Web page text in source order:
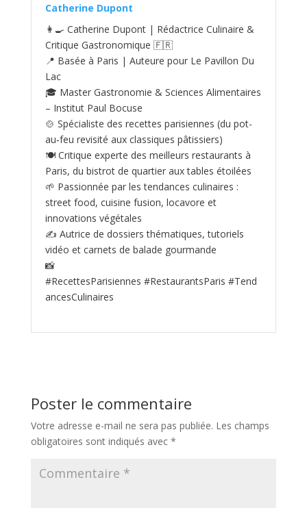
Catherine Dupont
👩‍🍳 Catherine Dupont | Rédactrice Culinaire &
Critique Gastronomique 🇫🇷
📍 Basée à Paris | Auteure pour Le Pavillon Du
Lac
🎓 Master Gastronomie & Sciences Alimentaires
– Institut Paul Bocuse
🍲 Spécialiste des recettes parisiennes (du pot-
au‑feu revisité aux classiques pâtissiers)
🍽️ Critique experte des meilleurs restaurants à
Paris, du bistrot de quartier aux tables étoilées
🌱 Passionnée par les tendances culinaires :
street food, cuisine fusion, locavore et
innovations végétales
✍️ Autrice de dossiers thématiques, tutoriels
vidéo et carnets de balade gourmande
📸
#RecettesParisiennes #RestaurantsParis #Tend
ancesCulinaires
Poster le commentaire
Votre adresse e-mail ne sera pas publiée. Les champs
obligatoires sont indiqués avec *